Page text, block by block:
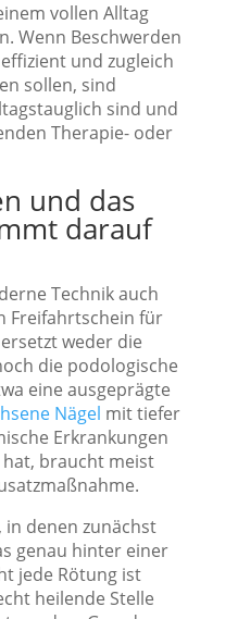
vollen Alltag
Wenn Beschwerden
und zugleich
sollen, sind
sind und
Therapie- oder
und das
darauf
Technik auch
Freifahrtschein für
weder die
die podologische
eine ausgeprägte
Nägel mit tiefer
Erkrankungen
hat, braucht meist
in denen zunächst
genau hinter einer
jede Rötung ist
heilende Stelle